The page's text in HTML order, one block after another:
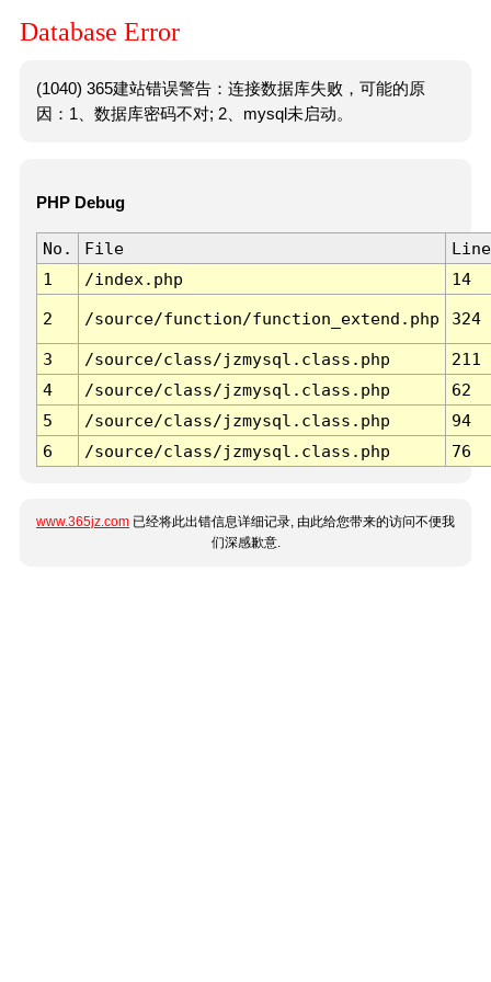
Database Error
(1040) 365建站错误警告：连接数据库失败，可能的原
因：1、数据库密码不对; 2、mysql未启动。
PHP Debug
No. File
Line
1
/index.php 14
2 /source/function/function_extend.php 324
3 /source/class/jzmysql.class.php
211
4
/source/class/jzmysql.class.php
62
5
/source/class/jzmysql.class.php
94
6
/source/class/jzmysql.class.php 76
www.365jz.com 已经将此出错信息详细记录, 由此给您带来的访问不便我
们深感歉意.